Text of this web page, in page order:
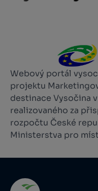
Webový portál
projektu
destinace Vysočina
realizovaného za
rozpočtu České
Ministerstva pro